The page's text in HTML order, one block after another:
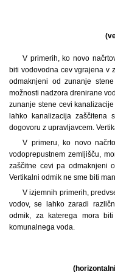
V primerih, ko novo
biti vodovodna cev vgrajena v
odmaknjeni od zunanje
možnosti nadzora drenirane
zunanje stene cevi
lahko kanalizacija
dogovoru z upravljavcem.
V primeru, ko novo
vodoprepustnem zemljišču,
zaščitne cevi pa odmaknjeni
Vertikalni odmik ne sme biti
V izjemnih primerih,
vodov, se lahko zaradi
odmik, za katerega mora
komunalnega voda.